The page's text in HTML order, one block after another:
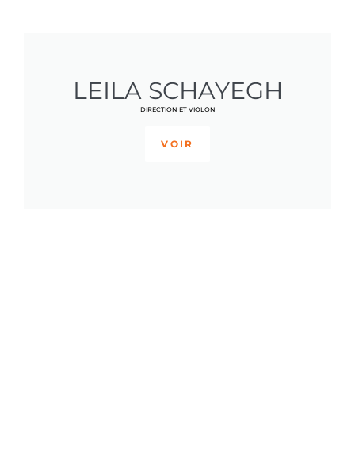
LEILA SCHAYEGH
DIRECTION ET VIOLON
VOIR